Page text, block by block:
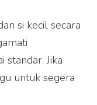
si kecil secara
standar. Jika
untuk segera